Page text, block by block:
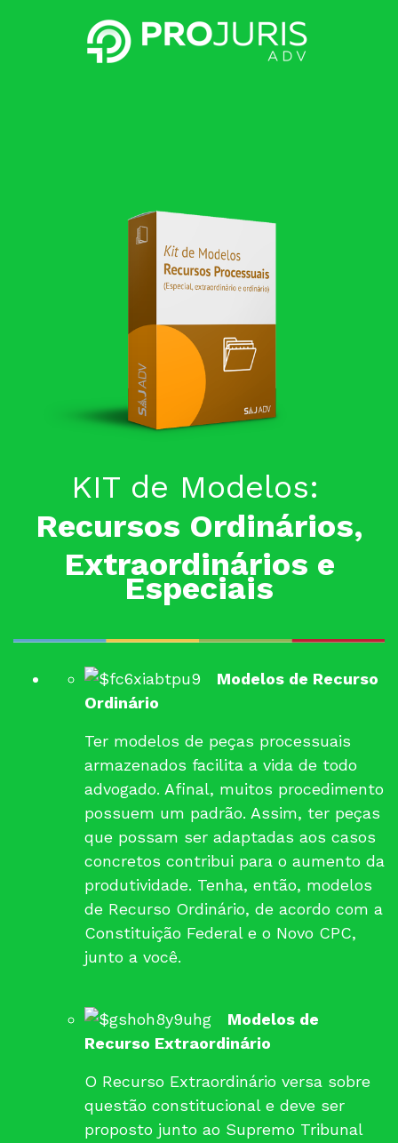
KIT de Modelos:
Recursos Ordinários,
Extraordinários e
Especiais
Modelos de Recurso
Ordinário
Ter modelos de peças processuais
armazenados facilita a vida de todo
advogado. Afinal, muitos procedimento
possuem um padrão. Assim, ter peças
que possam ser adaptadas aos casos
concretos contribui para o aumento da
produtividade. Tenha, então, modelos
de Recurso Ordinário, de acordo com a
Constituição Federal e o Novo CPC,
junto a você.
Modelos de
Recurso Extraordinário
O Recurso Extraordinário versa sobre
questão constitucional e deve ser
proposto junto ao Supremo Tribunal